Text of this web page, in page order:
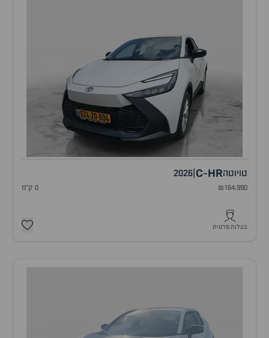
טויוטה C-HR
2026
₪164,990 0 ק"מ
בעלות פרטית